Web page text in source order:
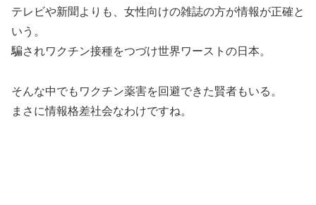
テレビや新聞よりも、女性向けの雑誌の方が情報が正確と
いう。
騙されワクチン接種をつづけ世界ワーストの日本。
そんな中でもワクチン薬害を回避できた賢者もいる。
まさに情報格差社会なわけですね。